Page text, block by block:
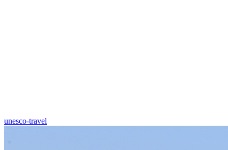
unesco-travel